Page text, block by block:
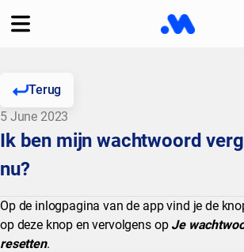
Terug
5 June 2023
Ik ben mijn wachtwoord
nu?
Op de inlogpagina van de app vind je de
op deze knop en vervolgens op Je
resetten.